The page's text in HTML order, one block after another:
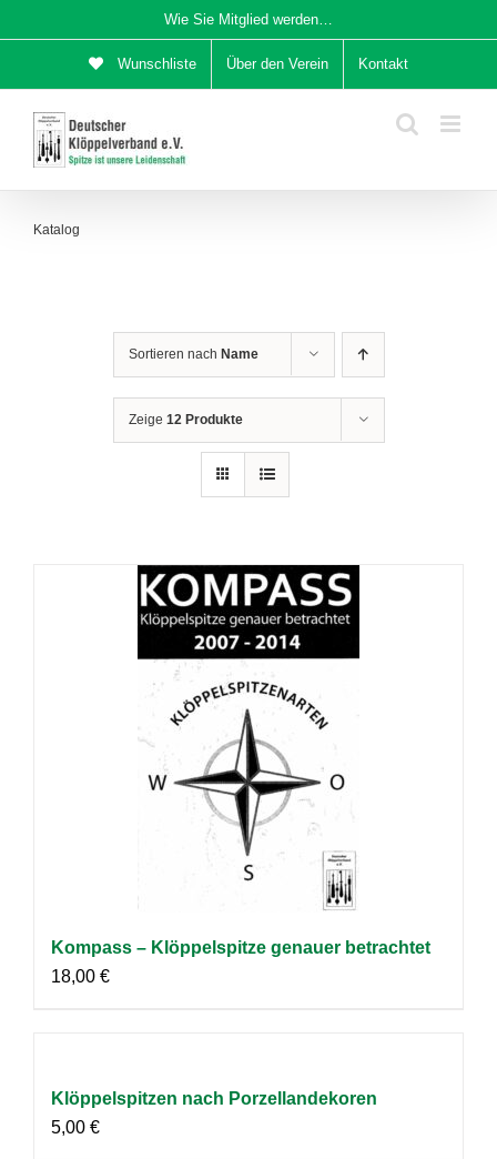
Inhalt
Wie Sie Mitglied werden…
Wunschliste Über den Verein Kontakt
Katalog
Sortieren nach Name
Zeige 12 Produkte
Kompass – Klöppelspitze genauer betrachtet
18,00 €
Klöppelspitzen nach Porzellandekoren
5,00 €